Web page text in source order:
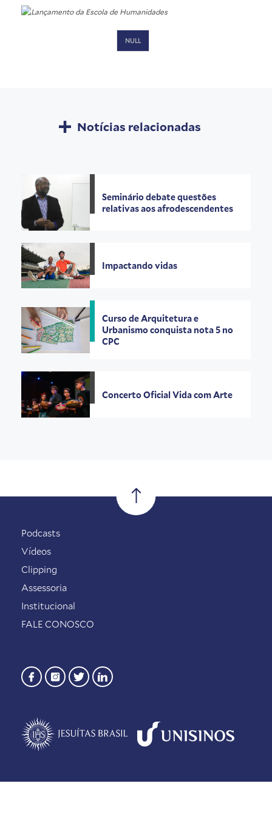
NULL
Notícias relacionadas
Seminário debate questões
relativas aos afrodescendentes
Impactando vidas
Curso de Arquitetura e
Urbanismo conquista nota 5 no
CPC
Concerto Oficial Vida com Arte
Podcasts
Vídeos
Clipping
Assessoria
Institucional
FALE CONOSCO